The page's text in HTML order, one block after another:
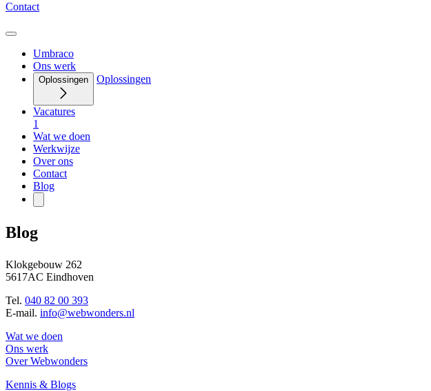
Contact
Umbraco
Ons werk
Oplossingen Oplossingen
Vacatures
1
Wat we doen
Werkwijze
Over ons
Contact
Blog
Blog
Klokgebouw 262
5617AC Eindhoven
Tel. 040 82 00 393
E-mail. info@webwonders.nl
Wat we doen
Ons werk
Over Webwonders
Kennis & Blogs